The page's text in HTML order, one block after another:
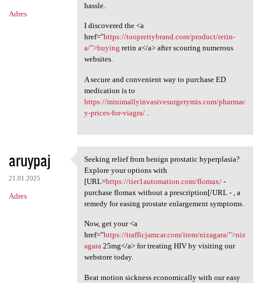
Adres
hassle.
I discovered the <a
href="https://tooprettybrand.com/product/retin-
a/">buying retin a</a> after scouring numerous
websites.
A secure and convenient way to purchase ED
medication is to
https://minimallyinvasivesurgerymis.com/pharmac
y-prices-for-viagra/.
aruypaj
21.01.2025
Adres
Seeking relief from benign
Seeking relief from benign prostatic hyperplasia?
Explore your options with
[URL=https://tier1automation.com/flomax/-
purchase flomax without a prescription[/URL - , a
remedy for easing prostate enlargement symptoms.
Now, get your <a
href="https://trafficjamcar.com/item/nizagara/">niz
agara25mg</a> for treating HIV by visiting our
webstore today.
Beat motion sickness economically with our easy